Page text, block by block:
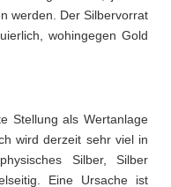
werden. Der Silbervorrat
wohingegen Gold
Stellung als Wertanlage
wird derzeit sehr viel in
Silber, Silber
Eine Ursache ist